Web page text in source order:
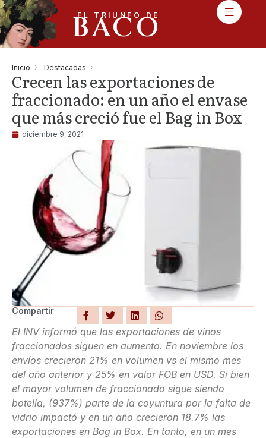
EL TRIUNFO DE
BACO
Inicio Destacadas
Crecen las exportaciones de
fraccionado: en un año el envase
que más creció fue el Bag in Box
diciembre 9, 2021
Compartir
El INV informó que las exportaciones de vinos
fraccionados siguen en aumento. En noviembre los
envíos crecieron 21% en volumen vs el mismo mes
del año anterior y 25% en valor FOB en USD. Si bien
el mayor volumen de fraccionado sigue siendo
botella, (937%) parte de la coyuntura por la falta de
vidrio impactó y en un año crecieron 18.7% las
exportaciones en Bag in Box. En tanto, en un mes